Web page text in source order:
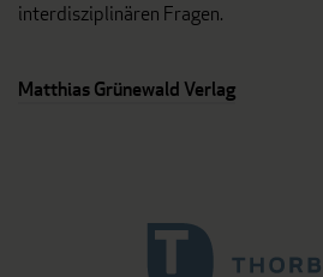
interdisziplinären Fragen.
Matthias Grünewald Verlag